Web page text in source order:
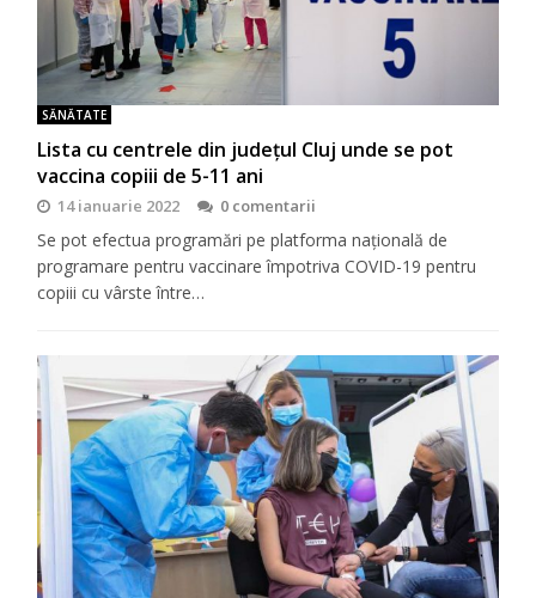
SĂNĂTATE
Lista cu centrele din județul Cluj unde se pot
vaccina copiii de 5-11 ani
14 ianuarie 2022 0 comentarii
Se pot efectua programări pe platforma națională de
programare pentru vaccinare împotriva COVID-19 pentru
copiii cu vârste între…